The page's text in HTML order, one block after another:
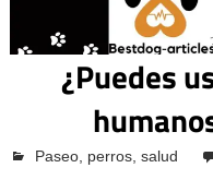
¿Puedes
octubre 12, 2023
Pcvkk
Paseo, perros, salud